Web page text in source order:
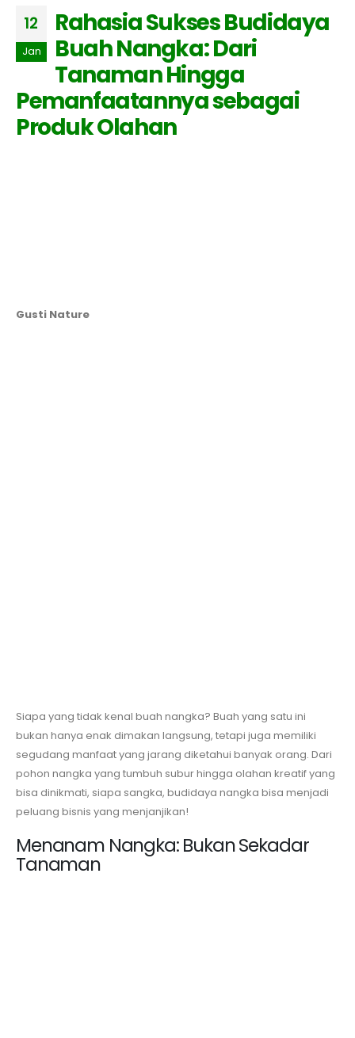
12
Jan
Rahasia Sukses Budidaya
Buah Nangka: Dari
Tanaman Hingga
Pemanfaatannya sebagai
Produk Olahan
Gusti Nature
Siapa yang tidak kenal buah nangka? Buah yang satu ini
bukan hanya enak dimakan langsung, tetapi juga memiliki
segudang manfaat yang jarang diketahui banyak orang. Dari
pohon nangka yang tumbuh subur hingga olahan kreatif yang
bisa dinikmati, siapa sangka, budidaya nangka bisa menjadi
peluang bisnis yang menjanjikan!
Menanam Nangka: Bukan Sekadar
Tanaman